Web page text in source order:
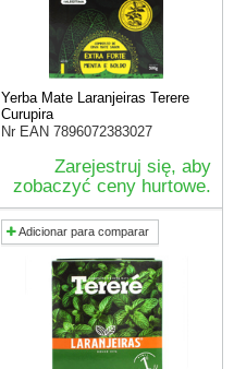
Yerba Mate Laranjeiras Terere
Curupira
Nr EAN 7896072383027
Zarejestruj się, aby
zobaczyć ceny hurtowe.
Adicionar para comparar